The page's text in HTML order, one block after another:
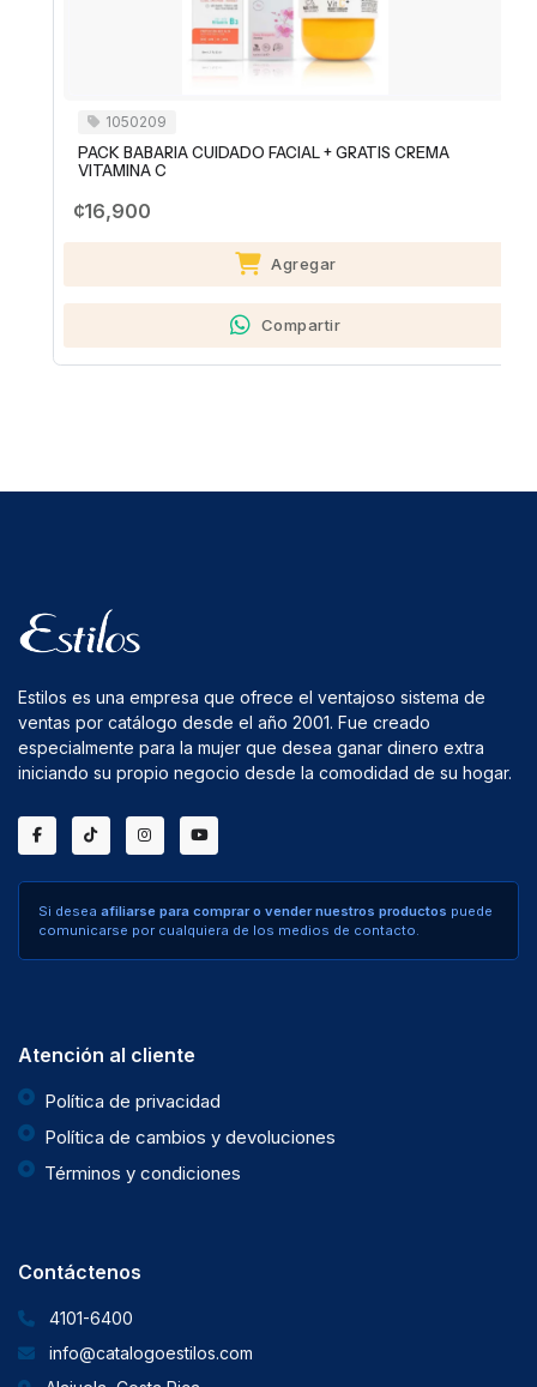
1050209
PACK BABARIA CUIDADO FACIAL + GRATIS CREMA
VITAMINA C
¢16,900
Agregar
Compartir
Estilos es una empresa que ofrece el ventajoso sistema de
ventas por catálogo desde el año 2001. Fue creado
especialmente para la mujer que desea ganar dinero extra
iniciando su propio negocio desde la comodidad de su hogar.
Si desea afiliarse para comprar o vender nuestros productos puede
comunicarse por cualquiera de los medios de contacto.
Atención al cliente
Política de privacidad
Política de cambios y devoluciones
Términos y condiciones
Contáctenos
4101-6400
info@catalogoestilos.com